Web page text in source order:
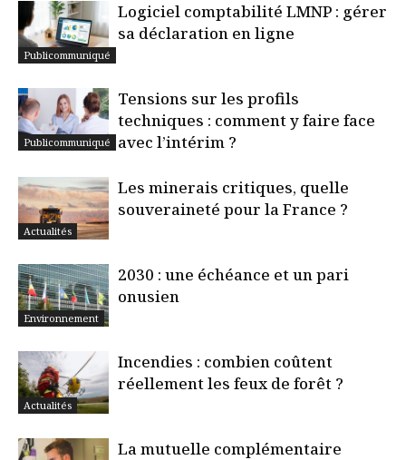
Publicommuniqué
Logiciel comptabilité LMNP : gérer
sa déclaration en ligne
Publicommuniqué
Tensions sur les profils
techniques : comment y faire face
avec l’intérim ?
Actualités
Les minerais critiques, quelle
souveraineté pour la France ?
Environnement
2030 : une échéance et un pari
onusien
Actualités
Incendies : combien coûtent
réellement les feux de forêt ?
La mutuelle complémentaire